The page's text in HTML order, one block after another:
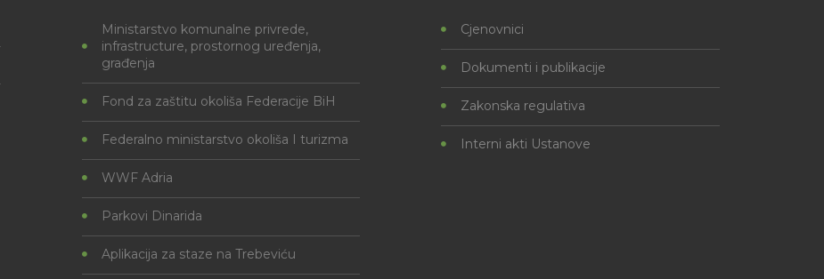
Ministarstvo komunalne privrede,
infrastructure, prostornog uređenja,
građenja
Fond za zaštitu okoliša Federacije BiH
Federalno ministarstvo okoliša I turizma
WWF Adria
Parkovi Dinarida
Aplikacija za staze na Trebeviću
Cjenovnici
Dokumenti i publikacije
Zakonska regulativa
Interni akti Ustanove